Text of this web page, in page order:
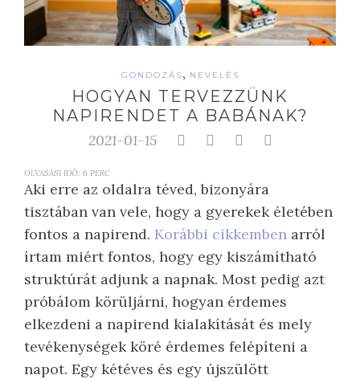
GONDOZÁS , NEVELÉS
HOGYAN TERVEZZÜNK
NAPIRENDET A BABÁNAK?
2021-01-15
OLVASÁSI IDŐ: 6 PERC
Aki erre az oldalra téved, bizonyára
tisztában van vele, hogy a gyerekek életében
fontos a napirend. Korábbi cikkemben arról
írtam miért fontos, hogy egy kiszámítható
struktúrát adjunk a napnak. Most pedig azt
próbálom körüljárni, hogyan érdemes
elkezdeni a napirend kialakítását és mely
tevékenységek köré érdemes felépíteni a
napot. Egy kétéves és egy újszülött